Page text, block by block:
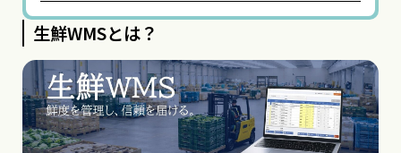
生鮮WMSとは？